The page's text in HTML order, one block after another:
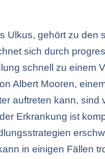
Ulkus, gehört zu den
sich durch
schnell zu einem
Albert Mooren,
auftreten kann, sind
Erkrankung ist
in einigen Fällen